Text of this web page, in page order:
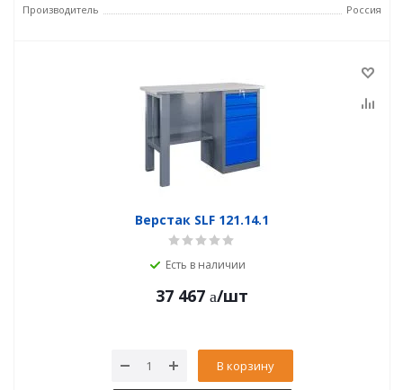
Производитель
Россия
Верстак SLF 121.14.1
Есть в наличии
37 467 /шт
В корзину